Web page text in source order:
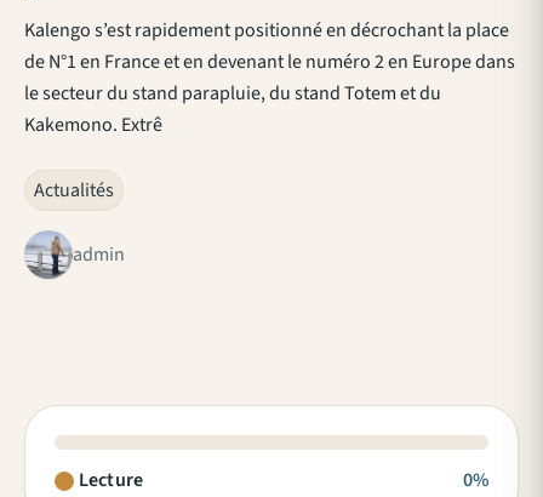
Kalengo s’est rapidement positionné en décrochant la place
de N°1 en France et en devenant le numéro 2 en Europe dans
le secteur du stand parapluie, du stand Totem et du
Kakemono. Extrê
Actualités
admin
Lecture 0%